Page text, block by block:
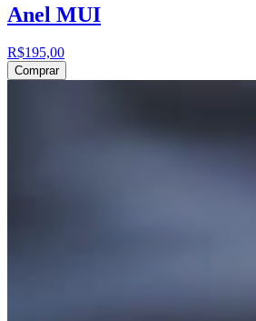
Anel MUI
R$195,00
Comprar